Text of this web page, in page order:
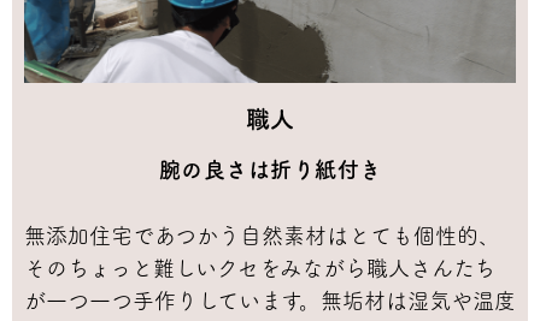
職人
腕の良さは折り紙付き
無添加住宅であつかう自然素材はとても個性的、
そのちょっと難しいクセをみながら職人さんたち
が一つ一つ手作りしています。無垢材は湿気や温度